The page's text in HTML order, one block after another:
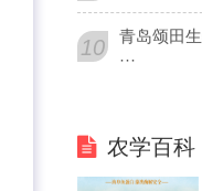
10
青岛颂田
···
农学百科